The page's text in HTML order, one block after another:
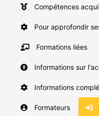
Compétences
Pour approfondir
Formations liées
Informations sur
Informations
Formateurs